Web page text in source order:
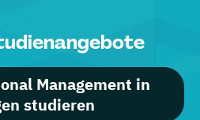
Management in
studieren